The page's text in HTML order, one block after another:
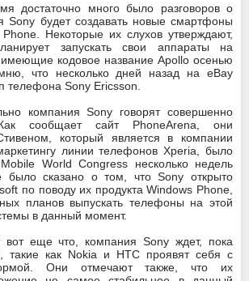
достаточно много было разговоров о
Sony будет создавать новые смартфоны
Некоторые их слухов утверждают,
запускать свои аппараты на
кодовое название Apollo осенью
что несколько дней назад на eBay
телефона Sony Ericsson.
компания Sony говорят совершенно
сообщает сайт PhoneArena, они
который является в компании
линии телефонов Xperia, было
World Congress несколько недель
было сказано о том, что Sony открыто
по поводу их продукта Windows Phone,
планов выпускать телефоны на этой
в данный момент.
вот еще что, компания Sony ждет, пока
такие как Nokia и HTC проявят себя с
Они отмечают также, что их